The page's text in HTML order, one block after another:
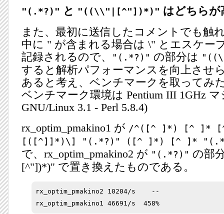
"(.*?)" と "((\\"|[^"])*)" はどちらが
また、最初に送信したコメントでも触
中に " が含まれる場合は \" とエスケー
記録されるので、
"(.*?)" の部分は
すると解析パフォーマンスを向上させ
あると考え、ベンチマークを取ってみ
ベンチマーク環境は Pentium III 1GHz マ
GNU/Linux 3.1 - Perl 5.8.4)
rx_optim_pmakino1 が /^([^ ]*) [^ ]*
[([^]]*)\] "(.*?)" ([^ ]*) [^ ]*
で、rx_optim_pmakino2 が "(.*?)" の部
[^"])*)" で置き換えたものである。
rx_optim_pmakino2 10204/s    --